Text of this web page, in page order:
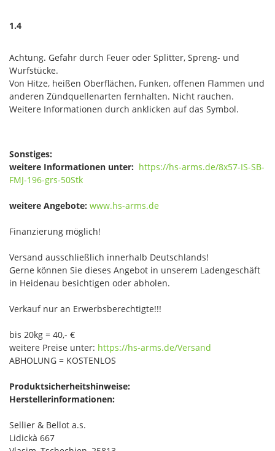
1.4
Achtung. Gefahr durch Feuer oder Splitter, Spreng- und
Wurfstücke.
Von Hitze, heißen Oberflächen, Funken, offenen Flammen und
anderen Zündquellenarten fernhalten. Nicht rauchen.
Weitere Informationen durch anklicken auf das Symbol.
Sonstiges:
weitere Informationen unter: https://hs-arms.de/8x57-IS-SB-
FMJ-196-grs-50Stk
weitere Angebote: www.hs-arms.de
Finanzierung möglich!
Versand ausschließlich innerhalb Deutschlands!
Gerne können Sie dieses Angebot in unserem Ladengeschäft
in Heidenau besichtigen oder abholen.
Verkauf nur an Erwerbsberechtigte!!!
bis 20kg = 40,- €
weitere Preise unter: https://hs-arms.de/Versand
ABHOLUNG = KOSTENLOS
Produktsicherheitshinweise:
Herstellerinformationen:
Sellier & Bellot a.s.
Lidickà 667